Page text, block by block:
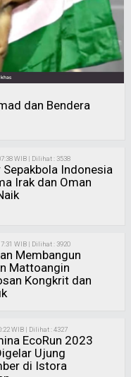
dan Bendera
WIB | Dilihat : 3538
Sepakbola Indonesia
Irak dan Oman
WIB | Dilihat : 3920
Membangun
Mattoangin
Kongkrit dan
WIB | Dilihat : 4327
EcoRun 2023
Ujung
di Istora